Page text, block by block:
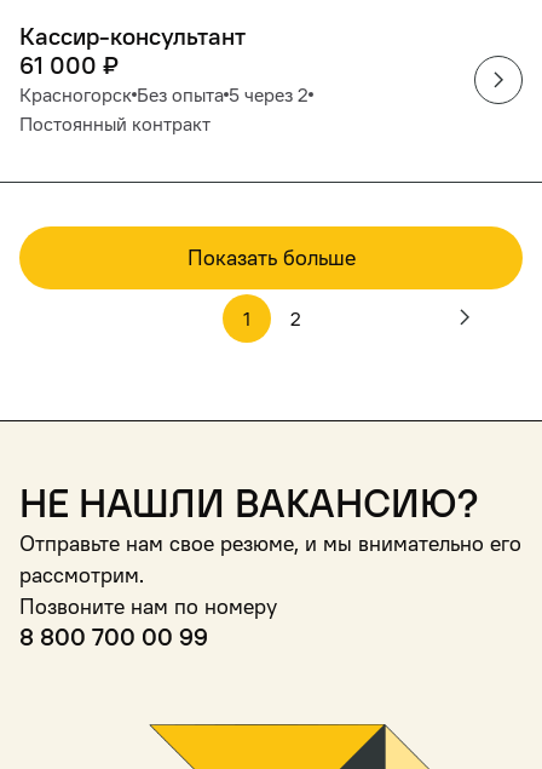
Кассир-консультант
61 000 ₽
Красногорск Без опыта 5 через 2
Постоянный контракт
Показать больше
1 2
Не нашли вакансию?
Отправьте нам свое резюме, и мы внимательно его
рассмотрим.
Позвоните нам по номеру
8 800 700 00 99